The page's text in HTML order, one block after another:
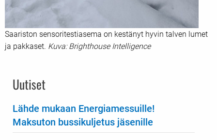
Saariston sensoritestiasema on kestänyt hyvin talven lumet
ja pakkaset. Kuva: Brighthouse Intelligence
Uutiset
Lähde mukaan Energiamessuille!
Maksuton bussikuljetus jäsenille